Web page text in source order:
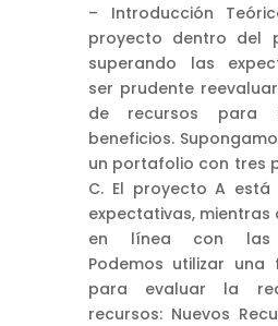
– Introducción
proyecto dentro del
superando las
ser prudente
de recursos para
beneficios.
un portafolio con tres
C. El proyecto A
expectativas, mientras
en línea con las
Podemos utilizar una
para evaluar la
recursos: Nuevos